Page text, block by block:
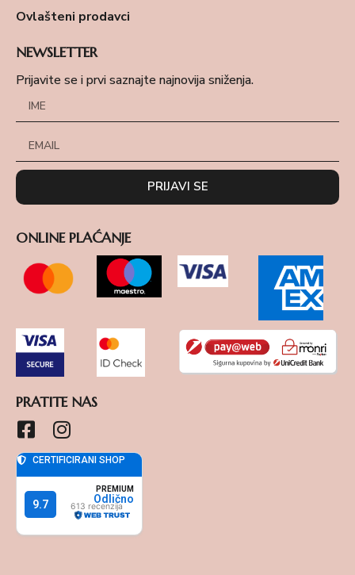
Ovlašteni prodavci
NEWSLETTER
Prijavite se i prvi saznajte najnovija sniženja.
PRIJAVI SE
ONLINE PLAĆANJE
PRATITE NAS